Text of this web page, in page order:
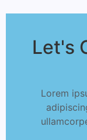
Let's
Lorem